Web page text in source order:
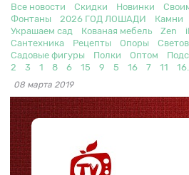
Все новости Скидки Новинки
Фонтаны
2026 ГОД ЛОШАДИ Камни
Украшаем сад
Кованая мебель Zen
Сантехника
Рецепты Опоры
Садовые фигуры
Полки Оптом
2
3 1 8 6 15 9 5 16 7 11 16.
08 марта 2019